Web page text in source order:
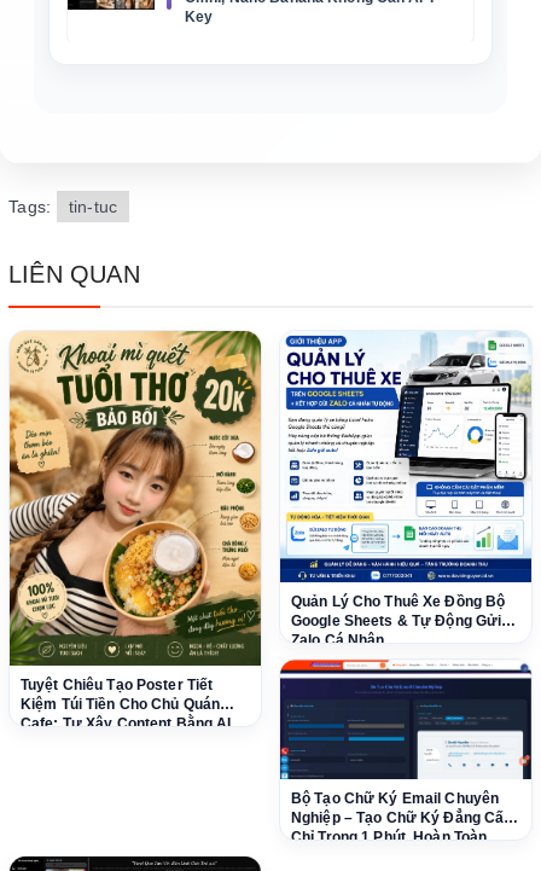
Key
Tags: tin-tuc
LIÊN QUAN
Tuyệt Chiêu Tạo Poster Tiết
Kiệm Túi Tiền Cho Chủ Quán
Cafe: Tự Xây Content Bằng AI
Quản Lý Cho Thuê Xe Đồng Bộ
Google Sheets & Tự Động Gửi
Zalo Cá Nhân
Bộ Tạo Chữ Ký Email Chuyên
Nghiệp – Tạo Chữ Ký Đẳng Cấp
Chỉ Trong 1 Phút, Hoàn Toàn